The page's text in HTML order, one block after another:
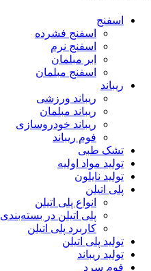
اسفنج
اسفنج فشرده
اسفنج نرم
ابر مبلمان
اسفنج مبلمان
ریباند
ریباند ورزشی
ریباند مبلمان
ریباند خودروسازی
فوم ریباند
تشک طبی
تولید مواد اولیه
تولید نایلون
پلی اتیلن
انواع پلی اتیلن
پلی اتیلن در بسته‌بندی
کاربرد پلی اتیلن
تولید پلی اتیلن
تولید ریباند
فوم سرد